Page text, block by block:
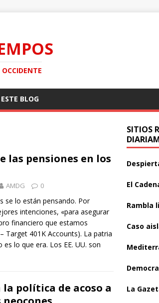
BLOG
las pensiones en los
AMDG 0
se lo están pensando. Por
intenciones, «para asegurar
financiero que estamos
Target 401K Accounts). La patria
lo que era. Los EE. UU. son
política de acoso a
SITIOS
El
Rambla
Caso
La